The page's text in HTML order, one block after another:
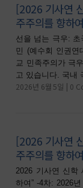
[2026 기사연
주주의를 향하
선을 넘는 극우: 초
민 (예수회 인권연
교 민족주의가 극
고 있습니다. 국내
2026년 6월 5일 0
[2026 기사연
주주의를 향하
2026 기사연 신학
하여” -4차: 2026